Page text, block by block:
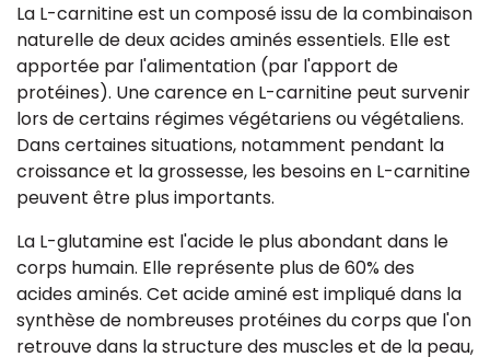
La L-carnitine est un composé issu de la combinaison
naturelle de deux acides aminés essentiels. Elle est
apportée par l'alimentation (par l'apport de
protéines). Une carence en L-carnitine peut survenir
lors de certains régimes végétariens ou végétaliens.
Dans certaines situations, notamment pendant la
croissance et la grossesse, les besoins en L-carnitine
peuvent être plus importants.
La L-glutamine est l'acide le plus abondant dans le
corps humain. Elle représente plus de 60% des
acides aminés. Cet acide aminé est impliqué dans la
synthèse de nombreuses protéines du corps que l'on
retrouve dans la structure des muscles et de la peau,